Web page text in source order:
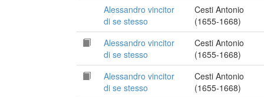
Alessandro vincitor
di se stesso
Cesti Antonio
(1655-1668)
Alessandro vincitor
di se stesso
Cesti Antonio
(1655-1668)
Alessandro vincitor
di se stesso
Cesti Antonio
(1655-1668)